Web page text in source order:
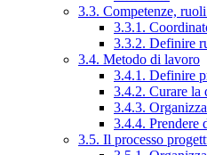
3.3. Competenze,
3.3.1.
3.3.2. Definire
3.4. Metodo di lavoro
3.4.1. Definire
3.4.2. Curare la
3.4.3.
3.4.4. Prendere
3.5. Il processo